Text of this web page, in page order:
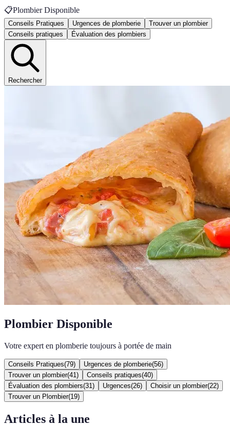
📋Plombier Disponible
Conseils Pratiques Urgences de plomberie
Trouver un plombier
Conseils pratiques
Évaluation des plombiers
Rechercher
Plombier Disponible
Votre expert en plomberie toujours à portée de main
Conseils Pratiques(79) Urgences de plomberie(56)
Trouver un plombier(41 ) Conseils pratiques(40)
Évaluation des plombiers(31 ) Urgences(26) Choisir un plombier(22)
Trouver un Plombier(19)
Articles à la une